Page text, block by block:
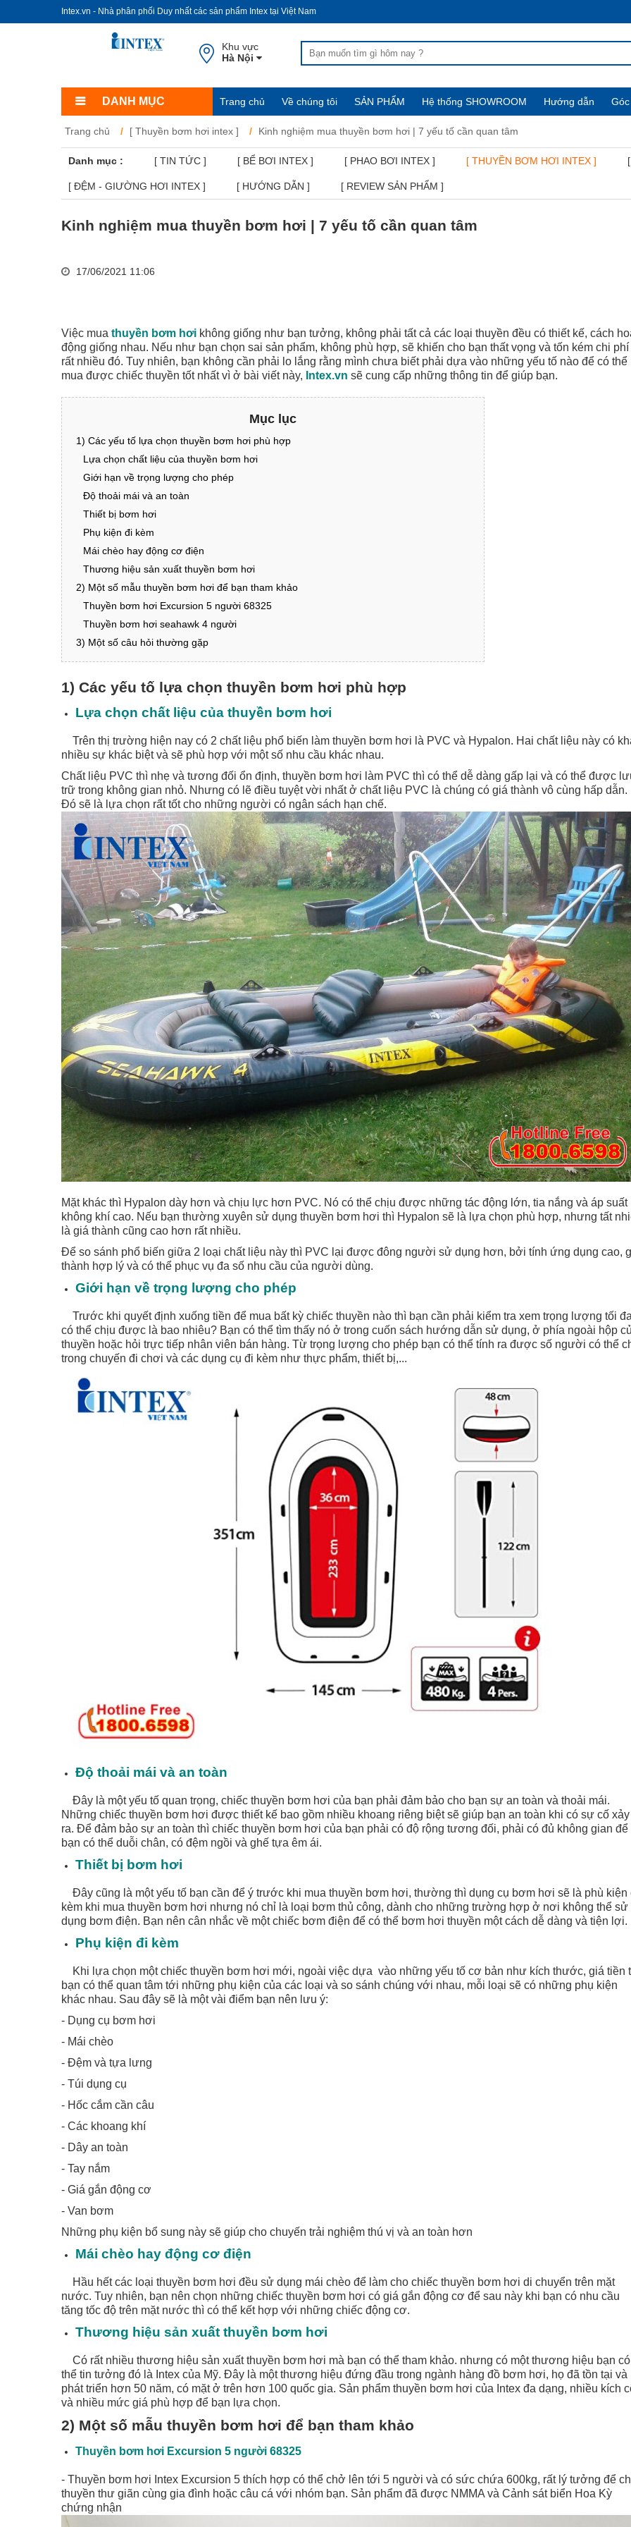
Intex.vn - Nhà phân phối Duy nhất các sản phẩm Intex tại Việt Nam
Khu vực
Hà Nội
DANH MỤC Trang chủ Về chúng tôi SẢN PHẨM Hệ thống SHOWROOM Hướng dẫn
Trang chủ [ Thuyền bơm hơi intex ] Kinh nghiệm mua thuyền bơm hơi | 7 yếu tố cần quan tâm
Danh mục : [ TIN TỨC ] [ BỂ BƠI INTEX ] [ PHAO BƠI INTEX ] [ THUYỀN BƠM HƠI INTEX ]
[ ĐỆM - GIƯỜNG HƠI INTEX ] [ HƯỚNG DẪN ] [ REVIEW SẢN PHẨM ]
Kinh nghiệm mua thuyền bơm hơi | 7 yếu tố cần quan tâm
17/06/2021 11:06
Việc mua thuyền bơm hơi không giống như bạn tưởng, không phải tất cả các loại thuyền đều có thiết kế, cách
động giống nhau. Nếu như bạn chọn sai sản phẩm, không phù hợp, sẽ khiến cho bạn thất vọng và tốn kém chi phí
rất nhiều đó. Tuy nhiên, bạn không cần phải lo lắng rằng mình chưa biết phải dựa vào những yếu tố nào để có thể
mua được chiếc thuyền tốt nhất vì ở bài viết này, Intex.vn sẽ cung cấp những thông tin để giúp bạn.
Mục lục
1) Các yếu tố lựa chọn thuyền bơm hơi phù hợp
Lựa chọn chất liệu của thuyền bơm hơi
Giới hạn về trọng lượng cho phép
Độ thoải mái và an toàn
Thiết bị bơm hơi
Phụ kiện đi kèm
Mái chèo hay động cơ điện
Thương hiệu sản xuất thuyền bơm hơi
2) Một số mẫu thuyền bơm hơi để bạn tham khảo
Thuyền bơm hơi Excursion 5 người 68325
Thuyền bơm hơi seahawk 4 người
3) Một số câu hỏi thường gặp
1) Các yếu tố lựa chọn thuyền bơm hơi phù hợp
Lựa chọn chất liệu của thuyền bơm hơi
Trên thị trường hiện nay có 2 chất liệu phổ biến làm thuyền bơm hơi là PVC và Hypalon. Hai chất liệu này có
nhiều sự khác biệt và sẽ phù hợp với một số nhu cầu khác nhau.
Chất liệu PVC thì nhẹ và tương đối ổn định, thuyền bơm hơi làm PVC thì có thể dễ dàng gấp lại và có thể được
trữ trong không gian nhỏ. Nhưng có lẽ điều tuyệt vời nhất ở chất liệu PVC là chúng có giá thành vô cùng hấp dẫn.
Đó sẽ là lựa chọn rất tốt cho những người có ngân sách hạn chế.
Mặt khác thì Hypalon dày hơn và chịu lực hơn PVC. Nó có thể chịu được những tác động lớn, tia nắng và áp suất
không khí cao. Nếu bạn thường xuyên sử dụng thuyền bơm hơi thì Hypalon sẽ là lựa chọn phù hợp, nhưng tất
là giá thành cũng cao hơn rất nhiều.
Để so sánh phổ biến giữa 2 loại chất liệu này thì PVC lại được đông người sử dụng hơn, bởi tính ứng dụng cao,
thành hợp lý và có thể phục vụ đa số nhu cầu của người dùng.
Giới hạn về trọng lượng cho phép
Trước khi quyết định xuống tiền để mua bất kỳ chiếc thuyền nào thì bạn cần phải kiểm tra xem trọng lượng tối
có thể chịu được là bao nhiêu? Bạn có thể tìm thấy nó ở trong cuốn sách hướng dẫn sử dụng, ở phía ngoài hộp
thuyền hoặc hỏi trực tiếp nhân viên bán hàng. Từ trọng lượng cho phép bạn có thể tính ra được số người có thể
trong chuyến đi chơi và các dụng cụ đi kèm như thực phẩm, thiết bị,...
Độ thoải mái và an toàn
Đây là một yếu tố quan trọng, chiếc thuyền bơm hơi của bạn phải đảm bảo cho bạn sự an toàn và thoải mái.
Những chiếc thuyền bơm hơi được thiết kế bao gồm nhiều khoang riêng biệt sẽ giúp bạn an toàn khi có sự cố xảy
ra. Để đảm bảo sự an toàn thì chiếc thuyền bơm hơi của bạn phải có độ rộng tương đối, phải có đủ không gian để
bạn có thể duỗi chân, có đệm ngồi và ghế tựa êm ái.
Thiết bị bơm hơi
Đây cũng là một yếu tố bạn cần để ý trước khi mua thuyền bơm hơi, thường thì dụng cụ bơm hơi sẽ là phù kiện
kèm khi mua thuyền bơm hơi nhưng nó chỉ là loại bơm thủ công, dành cho những trường hợp ở nơi không thể sử
dụng bơm điện. Bạn nên cân nhắc về một chiếc bơm điện để có thể bơm hơi thuyền một cách dễ dàng và tiện lợi.
Phụ kiện đi kèm
Khi lựa chọn một chiếc thuyền bơm hơi mới, ngoài việc dựa vào những yếu tố cơ bản như kích thước, giá tiền
bạn có thể quan tâm tới những phụ kiện của các loại và so sánh chúng với nhau, mỗi loại sẽ có những phụ kiện
khác nhau. Sau đây sẽ là một vài điểm bạn nên lưu ý:
- Dụng cụ bơm hơi
- Mái chèo
- Đệm và tựa lưng
- Túi dụng cụ
- Hốc cắm cần câu
- Các khoang khí
- Dây an toàn
- Tay nắm
- Giá gắn động cơ
- Van bơm
Những phụ kiện bổ sung này sẽ giúp cho chuyến trải nghiệm thú vị và an toàn hơn
Mái chèo hay động cơ điện
Hầu hết các loại thuyền bơm hơi đều sử dụng mái chèo để làm cho chiếc thuyền bơm hơi di chuyển trên mặt
nước. Tuy nhiên, bạn nên chọn những chiếc thuyền bơm hơi có giá gắn động cơ để sau này khi bạn có nhu cầu
tăng tốc độ trên mặt nước thì có thể kết hợp với những chiếc động cơ.
Thương hiệu sản xuất thuyền bơm hơi
Có rất nhiều thương hiệu sản xuất thuyền bơm hơi mà bạn có thể tham khảo. nhưng có một thương hiệu bạn có
thể tin tưởng đó là Intex của Mỹ. Đây là một thương hiệu đứng đầu trong ngành hàng đồ bơm hơi, họ đã tồn tại và
phát triển hơn 50 năm, có mặt ở trên hơn 100 quốc gia. Sản phẩm thuyền bơm hơi của Intex đa dạng, nhiều kích
và nhiều mức giá phù hợp để bạn lựa chọn.
2) Một số mẫu thuyền bơm hơi để bạn tham khảo
Thuyền bơm hơi Excursion 5 người 68325
- Thuyền bơm hơi Intex Excursion 5 thích hợp có thể chở lên tới 5 người và có sức chứa 600kg, rất lý tưởng để
thuyền thư giãn cùng gia đình hoặc câu cá với nhóm bạn. Sản phẩm đã được NMMA và Cảnh sát biển Hoa Kỳ
chứng nhận